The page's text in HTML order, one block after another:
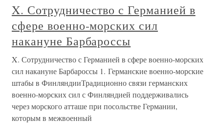
X. Сотрудничество с Германией в
сфере военно-морских сил
накануне Барбароссы
X. Сотрудничество с Германией в сфере военно-морских
сил накануне Барбароссы 1. Германские военно-морские
штабы в ФинляндииТрадиционно связи германских
военно-морских сил с Финляндией поддерживались
через морского атташе при посольстве Германии,
которым в межвоенный